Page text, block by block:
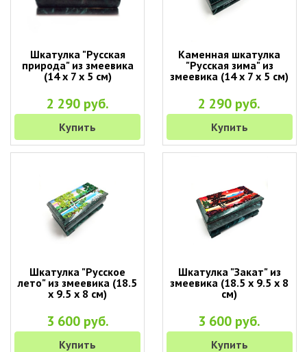
Шкатулка "Русская
природа" из змеевика
(14 х 7 х 5 см)
2 290 руб.
Купить
Каменная шкатулка
"Русская зима" из
змеевика (14 х 7 х 5 см)
2 290 руб.
Купить
Шкатулка "Русское
лето" из змеевика (18.5
х 9.5 х 8 см)
3 600 руб.
Купить
Шкатулка "Закат" из
змеевика (18.5 х 9.5 х 8
см)
3 600 руб.
Купить